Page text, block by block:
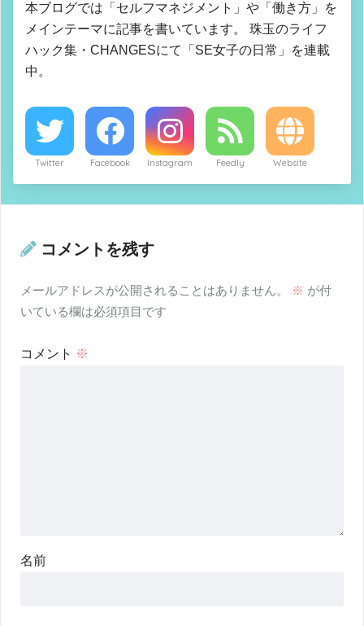
本ブログでは「セルフマネジメント」や「働き方」を
メインテーマに記事を書いています。 珠玉のライフ
ハック集・CHANGESにて「SE女子の日常」を連載
中。
Twitter Facebook Instagram Feedly Website
コメントを残す
メールアドレスが公開されることはありません。 ※ が付
いている欄は必須項目です
コメント ※
名前